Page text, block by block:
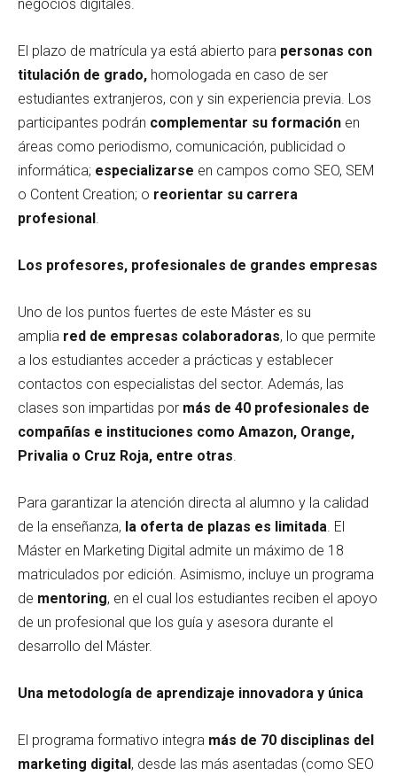
negocios digitales.
El plazo de matrícula ya está abierto para personas con
titulación de grado, homologada en caso de ser
estudiantes extranjeros, con y sin experiencia previa. Los
participantes podrán complementar su formación en
áreas como periodismo, comunicación, publicidad o
informática; especializarse en campos como SEO, SEM
o Content Creation; o reorientar su carrera
profesional .
Los profesores, profesionales de grandes empresas
Uno de los puntos fuertes de este Máster es su
amplia red de empresas colaboradoras, lo que permite
a los estudiantes acceder a prácticas y establecer
contactos con especialistas del sector. Además, las
clases son impartidas por más de 40 profesionales de
compañías e instituciones como Amazon, Orange,
Privalia o Cruz Roja, entre otras.
Para garantizar la atención directa al alumno y la calidad
de la enseñanza, la oferta de plazas es limitada. El
Máster en Marketing Digital admite un máximo de 18
matriculados por edición. Asimismo, incluye un programa
de mentoring, en el cual los estudiantes reciben el apoyo
de un profesional que los guía y asesora durante el
desarrollo del Máster.
Una metodología de aprendizaje innovadora y única
El programa formativo integra más de 70 disciplinas del
marketing digital , desde las más asentadas (como SEO